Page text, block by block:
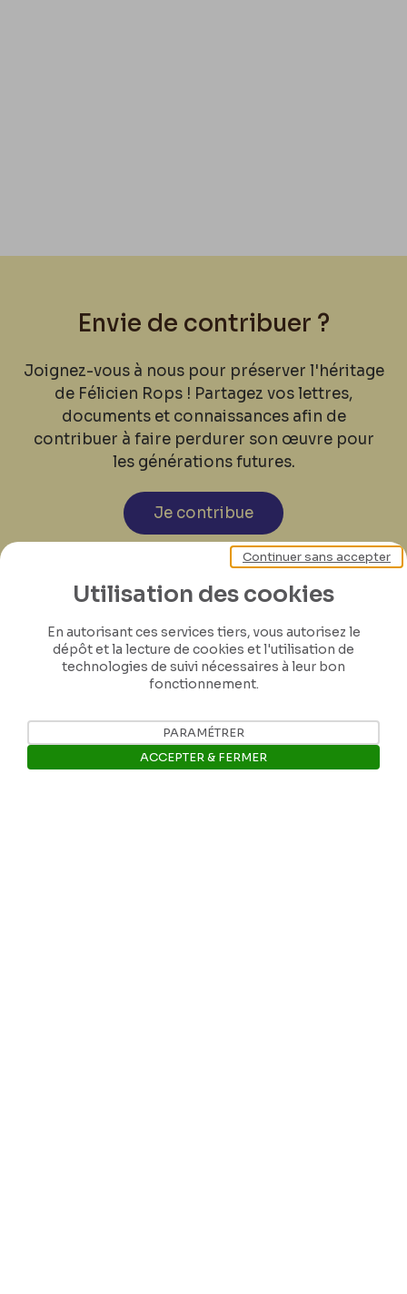
Envie de contribuer ?
Joignez-vous à nous pour préserver l'héritage
de Félicien Rops ! Partagez vos lettres,
documents et connaissances afin de
contribuer à faire perdurer son œuvre pour
les générations futures.
Je contribue
Utilisation des cookies
En autorisant ces services tiers, vous autorisez le
dépôt et la lecture de cookies et l'utilisation de
technologies de suivi nécessaires à leur bon
fonctionnement.
Continuer sans accepter
PARAMÉTRER
ACCEPTER & FERMER